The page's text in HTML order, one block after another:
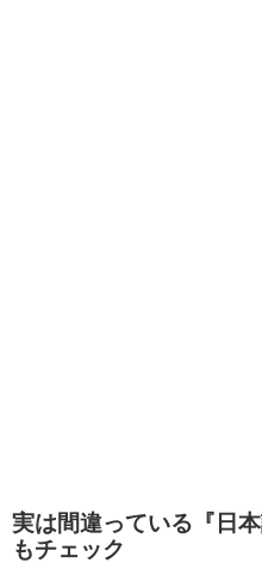
実は間違っている『日
もチェック